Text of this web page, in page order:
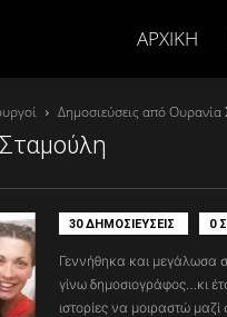
ΑΡΧΙΚΉ
Δημοσιεύσεις από Ουρανία
30 ΔΗΜΟΣΙΕΥΣΕΙΣ 0
Γεννήθηκα και μεγάλωσα
γίνω δημοσιογράφος…κι
ιστορίες να μοιραστώ μαζί